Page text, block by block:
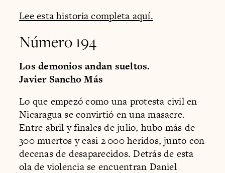
Lee esta historia completa aquí.
Número 194
Los demonios andan sueltos.
Javier Sancho Más
Lo que empezó como una protesta civil en
Nicaragua se convirtió en una masacre.
Entre abril y finales de julio, hubo más de
300 muertos y casi 2 000 heridos, junto con
decenas de desaparecidos. Detrás de esta
ola de violencia se encuentran Daniel